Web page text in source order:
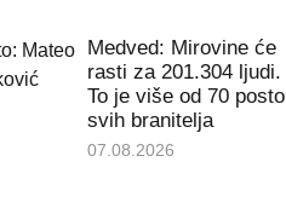
Medved: Mirovine će
rasti za 201.304 ljudi.
To je više od 70 posto
svih branitelja
07.08.2026